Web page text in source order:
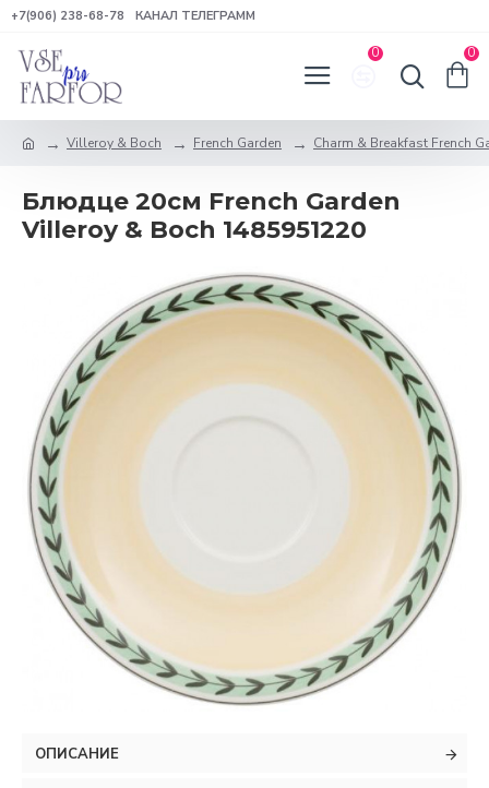
+7(906) 238-68-78 КАНАЛ ТЕЛЕГРАММ
0 0
Villeroy & Boch French Garden Charm & Breakfast French
Блюдце 20см French Garden
Villeroy & Boch 1485951220
ОПИСАНИЕ